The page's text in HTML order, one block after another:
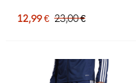
12,99 € 23,00 €